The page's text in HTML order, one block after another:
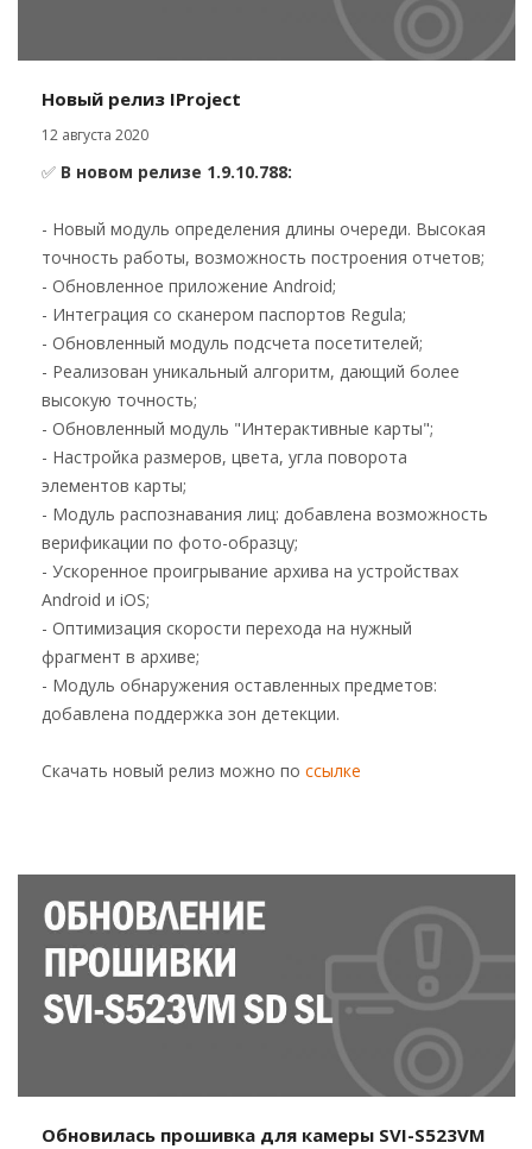
Новый релиз IProject
12 августа 2020
✅ В новом релизе 1.9.10.788:
- Новый модуль определения длины очереди. Высокая
точность работы, возможность построения отчетов;
- Обновленное приложение Android;
- Интеграция со сканером паспортов Regula;
- Обновленный модуль подсчета посетителей;
- Реализован уникальный алгоритм, дающий более
высокую точность;
- Обновленный модуль "Интерактивные карты";
- Настройка размеров, цвета, угла поворота
элементов карты;
- Модуль распознавания лиц: добавлена возможность
верификации по фото-образцу;
- Ускоренное проигрывание архива на устройствах
Android и iOS;
- Оптимизация скорости перехода на нужный
фрагмент в архиве;
- Модуль обнаружения оставленных предметов:
добавлена поддержка зон детекции.
Скачать новый релиз можно по ссылке
Обновилась прошивка для камеры SVI-S523VM